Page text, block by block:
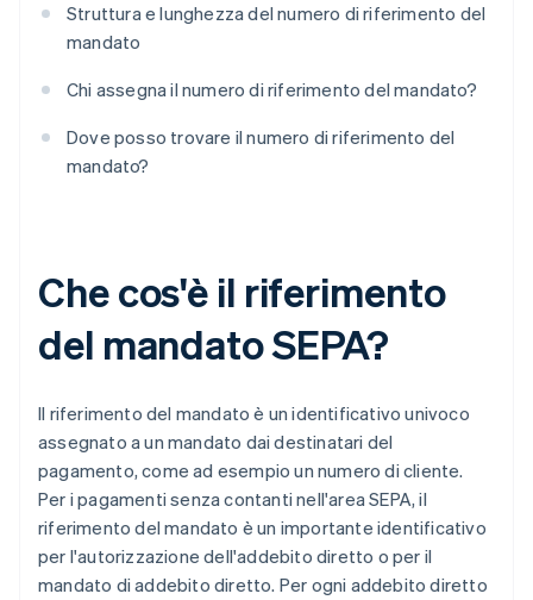
Struttura e lunghezza del numero di riferimento del
mandato
Chi assegna il numero di riferimento del mandato?
Dove posso trovare il numero di riferimento del
mandato?
Che cos'è il riferimento
del mandato SEPA?
Il riferimento del mandato è un identificativo univoco
assegnato a un mandato dai destinatari del
pagamento, come ad esempio un numero di cliente.
Per i pagamenti senza contanti nell'area SEPA, il
riferimento del mandato è un importante identificativo
per l'autorizzazione dell'addebito diretto o per il
mandato di addebito diretto. Per ogni addebito diretto